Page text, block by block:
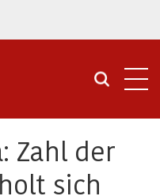
Zahl der
sich